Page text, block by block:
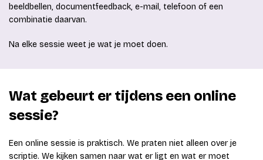
beeldbellen, documentfeedback, e-mail, telefoon of een
combinatie daarvan.
Na elke sessie weet je wat je moet doen.
Wat gebeurt er tijdens een online
sessie?
Een online sessie is praktisch. We praten niet alleen over je
scriptie. We kijken samen naar wat er ligt en wat er moet